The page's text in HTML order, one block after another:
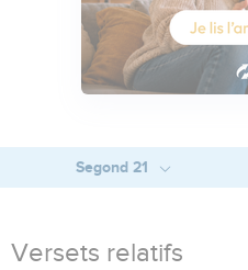
Segond 21
Versets relatifs